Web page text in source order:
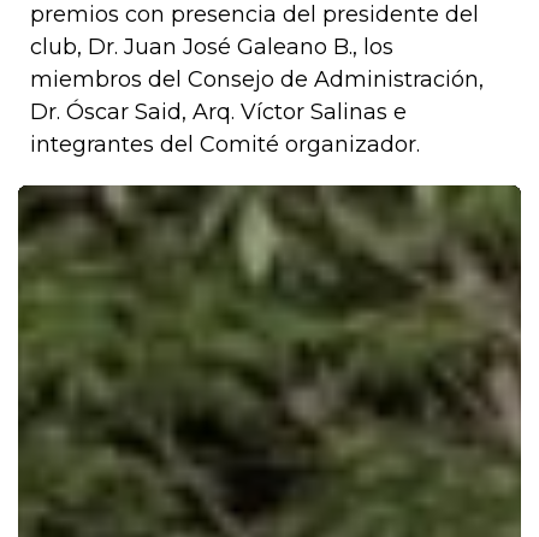
premios con presencia del presidente del
club, Dr. Juan José Galeano B., los
miembros del Consejo de Administración,
Dr. Óscar Said, Arq. Víctor Salinas e
integrantes del Comité organizador.